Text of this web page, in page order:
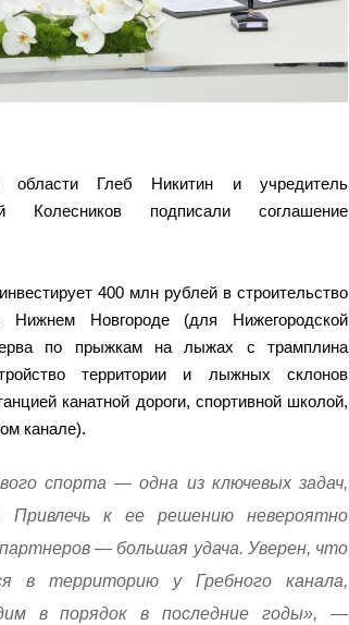
области Глеб Никитин и учредитель
Колесников подписали соглашение
400 млн рублей в строительство
Новгороде (для Нижегородской
по прыжкам на лыжах с трамплина
территории и лыжных склонов
канатной дороги, спортивной школой,
канале).
спорта — одна из ключевых задач,
к ее решению невероятно
— большая удача. Уверен, что
в территорию у Гребного канала,
в порядок в последние годы», —